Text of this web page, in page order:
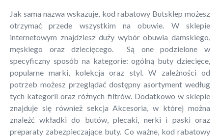
Jak sama nazwa wskazuje, kod rabatowy Butsklep możesz
otrzymać przede wszystkim na obuwie. W sklepie
internetowym znajdziesz duży wybór obuwia damskiego,
męskiego oraz dziecięcego. Są one podzielone w
specyficzny sposób na kategorie: ogólną buty dziecięce,
popularne marki, kolekcja oraz styl. W zależności od
potrzeb możesz przeglądać dostępny asortyment według
tych kategorii oraz różnych filtrów. Dodatkowo w sklepie
znajduje się również sekcja Akcesoria, w której można
znaleźć wkładki do butów, plecaki, nerki i paski oraz
preparaty zabezpieczające buty. Co ważne, kod rabatowy